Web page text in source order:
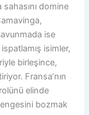
domine
ise
isimler,
birleşince,
Fransa’nın
elinde
bozmak